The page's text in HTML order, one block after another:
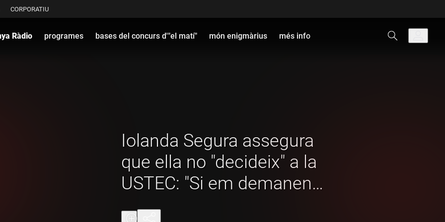
CORPORATIU
Ràdio programes bases del concurs d'"el matí" món enigmàrius més info
Iolanda Segura assegura
que ella no "decideix" a la
USTEC: "Si em demanen
un pas al costat, el faré"